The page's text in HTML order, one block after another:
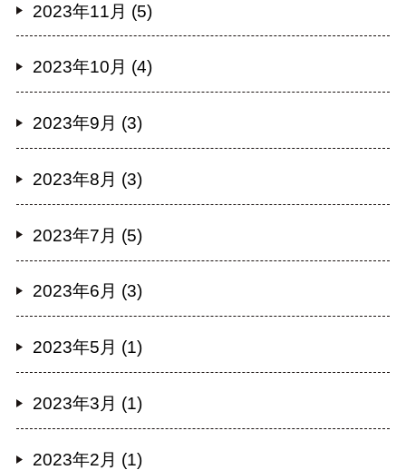
2023年11月 (5)
2023年10月 (4)
2023年9月 (3)
2023年8月 (3)
2023年7月 (5)
2023年6月 (3)
2023年5月 (1)
2023年3月 (1)
2023年2月 (1)